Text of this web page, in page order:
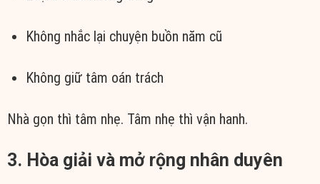
Không nhắc lại chuyện buồn năm cũ
Không giữ tâm oán trách
Nhà gọn thì tâm nhẹ. Tâm nhẹ thì vận hanh.
3. Hòa giải và mở rộng nhân duyên